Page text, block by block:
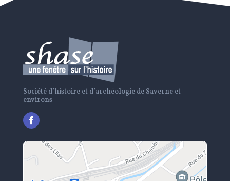
Société d’histoire et d’archéologie de Saverne et
environs